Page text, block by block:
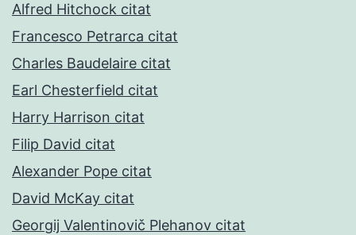
Alfred Hitchock citat
Francesco Petrarca citat
Charles Baudelaire citat
Earl Chesterfield citat
Harry Harrison citat
Filip David citat
Alexander Pope citat
David McKay citat
Georgij Valentinovič Plehanov citat